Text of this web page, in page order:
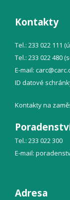
Kontakty
Tel.: 233 022 111
Tel.: 233 022 480
E-mail: carc@
ID datové
Kontakty na
Tel.: 233 022 300
E-mail:
Adresa